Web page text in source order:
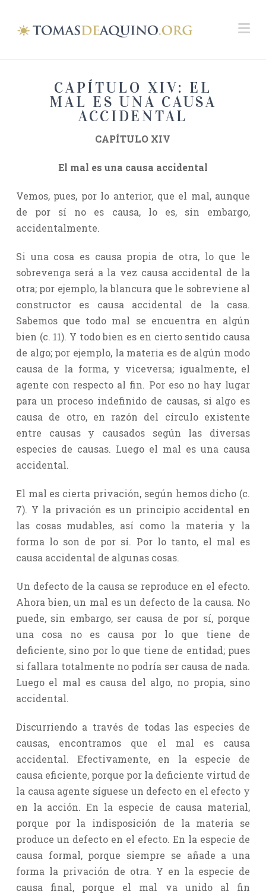
CAPÍTULO XIV: EL
MAL ES UNA CAUSA
ACCIDENTAL
CAPÍTULO XIV
El mal es una causa accidental
Vemos, pues, por lo anterior, que el mal, aunque
de por sí no es causa, lo es, sin embargo,
accidentalmente.
Si una cosa es causa propia de otra, lo que le
sobrevenga será a la vez causa accidental de la
otra; por ejemplo, la blancura que le sobreviene al
constructor es causa accidental de la casa.
Sabemos que todo mal se encuentra en algún
bien (c. 11). Y todo bien es en cierto sentido causa
de algo; por ejemplo, la materia es de algún modo
causa de la forma, y viceversa; igualmente, el
agente con respecto al fin. Por eso no hay lugar
para un proceso indefinido de causas, si algo es
causa de otro, en razón del círculo existente
entre causas y causados según las diversas
especies de causas. Luego el mal es una causa
accidental.
El mal es cierta privación, según hemos dicho (c.
7). Y la privación es un principio accidental en
las cosas mudables, así como la materia y la
forma lo son de por sí. Por lo tanto, el mal es
causa accidental de algunas cosas.
Un defecto de la causa se reproduce en el efecto.
Ahora bien, un mal es un defecto de la causa. No
puede, sin embargo, ser causa de por sí, porque
una cosa no es causa por lo que tiene de
deficiente, sino por lo que tiene de entidad; pues
si fallara totalmente no podría ser causa de nada.
Luego el mal es causa del algo, no propia, sino
accidental.
Discurriendo a través de todas las especies de
causas, encontramos que el mal es causa
accidental. Efectivamente, en la especie de
causa eficiente, porque por la deficiente virtud de
la causa agente síguese un defecto en el efecto y
en la acción. En la especie de causa material,
porque por la indisposición de la materia se
produce un defecto en el efecto. En la especie de
causa formal, porque siempre se añade a una
forma la privación de otra. Y en la especie de
causa final, porque el mal va unido al fin